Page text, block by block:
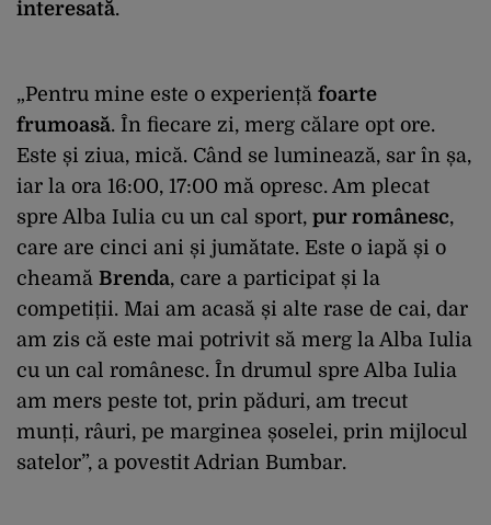
interesată.
„Pentru mine este o experiență foarte
frumoasă. În fiecare zi, merg călare opt ore.
Este și ziua, mică. Când se luminează, sar în șa,
iar la ora 16:00, 17:00 mă opresc. Am plecat
spre Alba Iulia cu un cal sport, pur românesc,
care are cinci ani și jumătate. Este o iapă și o
cheamă Brenda, care a participat și la
competiții. Mai am acasă și alte rase de cai, dar
am zis că este mai potrivit să merg la Alba Iulia
cu un cal românesc. În drumul spre Alba Iulia
am mers peste tot, prin păduri, am trecut
munți, râuri, pe marginea șoselei, prin mijlocul
satelor”, a povestit Adrian Bumbar.